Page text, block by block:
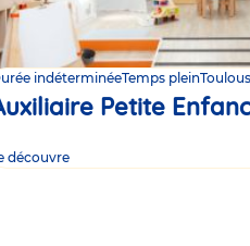
indéterminéeTemps plein
Petite
découvre